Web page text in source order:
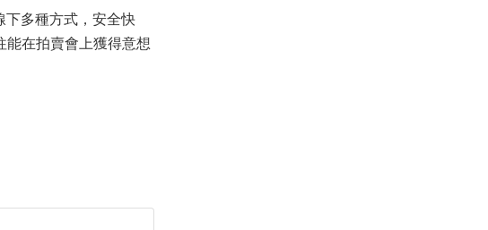
種方式，安全快
往能在拍賣會上獲得意想